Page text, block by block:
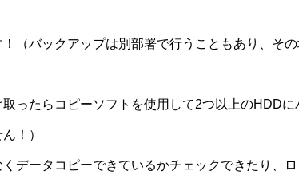
（バックアップは別部署で行うこともあり、そ
ったらコピーソフトを使用して2つ以上のHDD
！）
データコピーできているかチェックできたり、